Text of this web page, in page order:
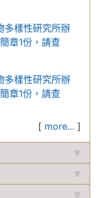
多樣性研究所辦
章1份，請查
多樣性研究所辦
章1份，請查
[ more... ]